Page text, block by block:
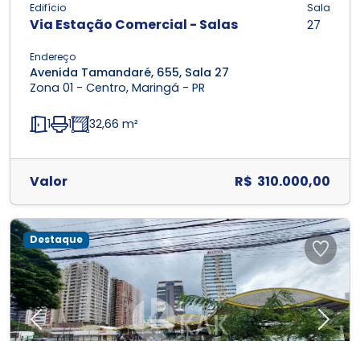
Edifício
Via Estação Comercial - Salas
Sala
27
Endereço
Avenida Tamandaré, 655, Sala 27
Zona 01 - Centro, Maringá - PR
1 1 32,66 m²
Valor R$ 310.000,00
Previous Next
Destaque